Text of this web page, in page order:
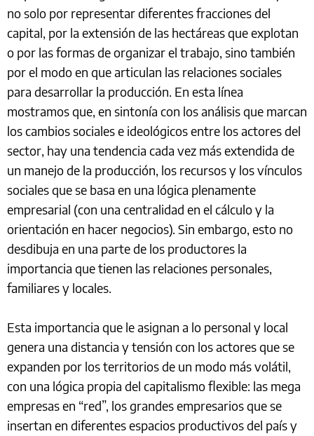
no solo por representar diferentes fracciones del
capital, por la extensión de las hectáreas que explotan
o por las formas de organizar el trabajo, sino también
por el modo en que articulan las relaciones sociales
para desarrollar la producción. En esta línea
mostramos que, en sintonía con los análisis que marcan
los cambios sociales e ideológicos entre los actores del
sector, hay una tendencia cada vez más extendida de
un manejo de la producción, los recursos y los vínculos
sociales que se basa en una lógica plenamente
empresarial (con una centralidad en el cálculo y la
orientación en hacer negocios). Sin embargo, esto no
desdibuja en una parte de los productores la
importancia que tienen las relaciones personales,
familiares y locales.
Esta importancia que le asignan a lo personal y local
genera una distancia y tensión con los actores que se
expanden por los territorios de un modo más volátil,
con una lógica propia del capitalismo flexible: las mega
empresas en “red”, los grandes empresarios que se
insertan en diferentes espacios productivos del país y